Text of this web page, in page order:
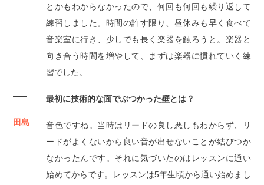
とかもわからなかったので、何回も何回も繰り返して
練習しました。時間の許す限り、昼休みも早く食べて
音楽室に行き、少しでも長く楽器を触ろうと。楽器と
向き合う時間を増やして、まずは楽器に慣れていく練
習でした。
―― 最初に技術的な面でぶつかった壁とは？
田島
音色ですね。当時はリードの良し悪しもわからず、リ
ードがよくないから良い音が出せないことが結びつか
なかったんです。それに気づいたのはレッスンに通い
始めてからです。レッスンは5年生頃から通い始めまし